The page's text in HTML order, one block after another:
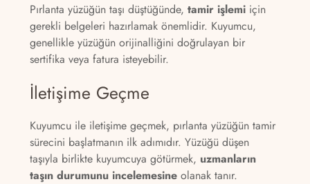
Pırlanta yüzüğün taşı düştüğünde, tamir işlemi için
gerekli belgeleri hazırlamak önemlidir. Kuyumcu,
genellikle yüzüğün orijinalliğini doğrulayan bir
sertifika veya fatura isteyebilir.
İletişime Geçme
Kuyumcu ile iletişime geçmek, pırlanta yüzüğün tamir
sürecini başlatmanın ilk adımıdır. Yüzüğü düşen
taşıyla birlikte kuyumcuya götürmek, uzmanların
taşın durumunu incelemesine olanak tanır.